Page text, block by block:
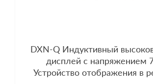
DXN-Q Индуктивный
дисплей с напряжением
Устройство отображения в